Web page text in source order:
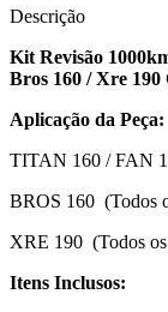
/
160
/
190
HONDA
Descrição
Kit Revisão
Bros 160 / Xre
Aplicação da Peça:
TITAN 160 / FAN
BROS 160 (Todos
XRE 190 (Todos
Itens Inclusos: